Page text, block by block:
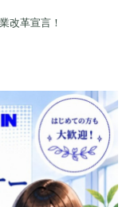
改革宣言！